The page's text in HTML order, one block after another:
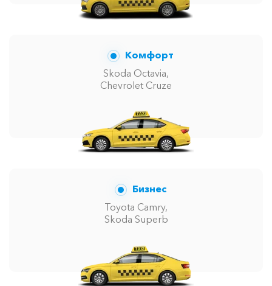
Комфорт
Skoda Octavia,
Chevrolet Cruze
Бизнес
Toyota Camry,
Skoda Superb